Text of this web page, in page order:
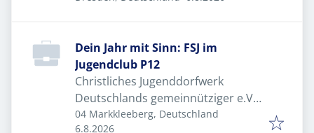
Dein Jahr mit Sinn: FSJ im
Jugendclub P12
Christliches Jugenddorfwerk
Deutschlands gemeinnütziger e.V.
(CJD)
04 Markkleeberg, Deutschland
Veröffentlicht
6.8.2026